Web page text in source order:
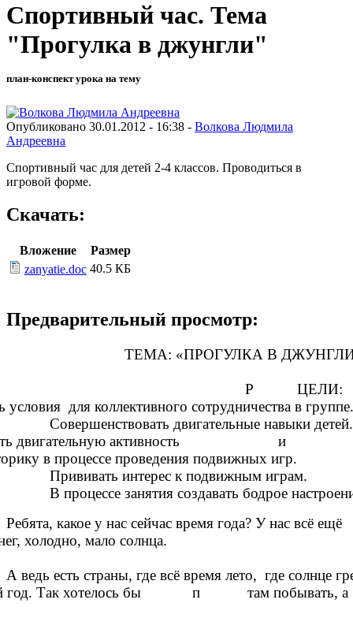
Спортивный час. Тема
"Прогулка в джунгли"
план-конспект урока на тему
Опубликовано 30.01.2012 - 16:38 - Волкова Людмила
Андреевна
Спортивный час для детей 2-4 классов. Проводиться в
игровой форме.
Скачать:
Вложение
Размер
zanyatie.doc 40.5 КБ
Предварительный просмотр:
ТЕМА: «ПРОГУЛКА В
ЦЕЛИ:
условия для коллективного сотрудничества в группе.
Совершенствовать двигательные навыки детей.
двигательную активность
в процессе проведения подвижных игр.
Прививать интерес к подвижным играм.
В процессе занятия создавать бодрое
Ребята, какое у нас сейчас время года? У нас всё ещё
снег, холодно, мало
А ведь есть страны, где всё время лето, где солнце
год. Так хотелось бы п там побывать, а